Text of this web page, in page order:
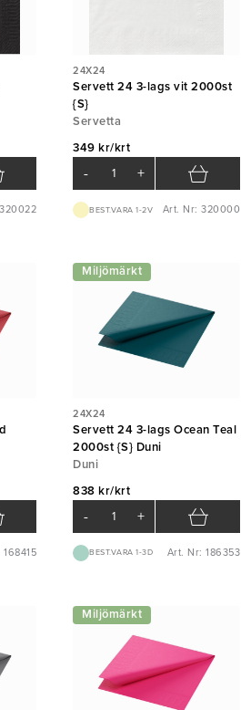
24X24
Servett 24 3-lags vit 2000st
{S}
Servetta
349 kr/krt
- +
BEST.VARA 1-2V Art. Nr: 320000
Miljömärkt
24X24
Servett 24 3-lags Ocean Teal
2000st {S} Duni
Duni
838 kr/krt
- +
BEST.VARA 1-3D Art. Nr: 186353
Miljömärkt